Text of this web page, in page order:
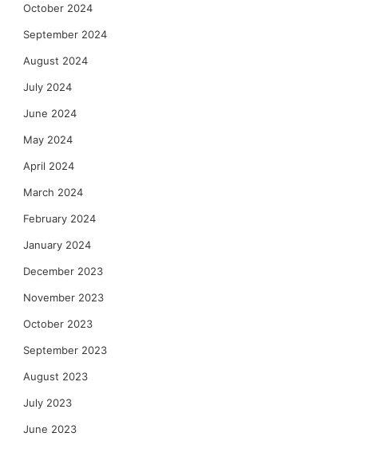
October 2024
September 2024
August 2024
July 2024
June 2024
May 2024
April 2024
March 2024
February 2024
January 2024
December 2023
November 2023
October 2023
September 2023
August 2023
July 2023
June 2023